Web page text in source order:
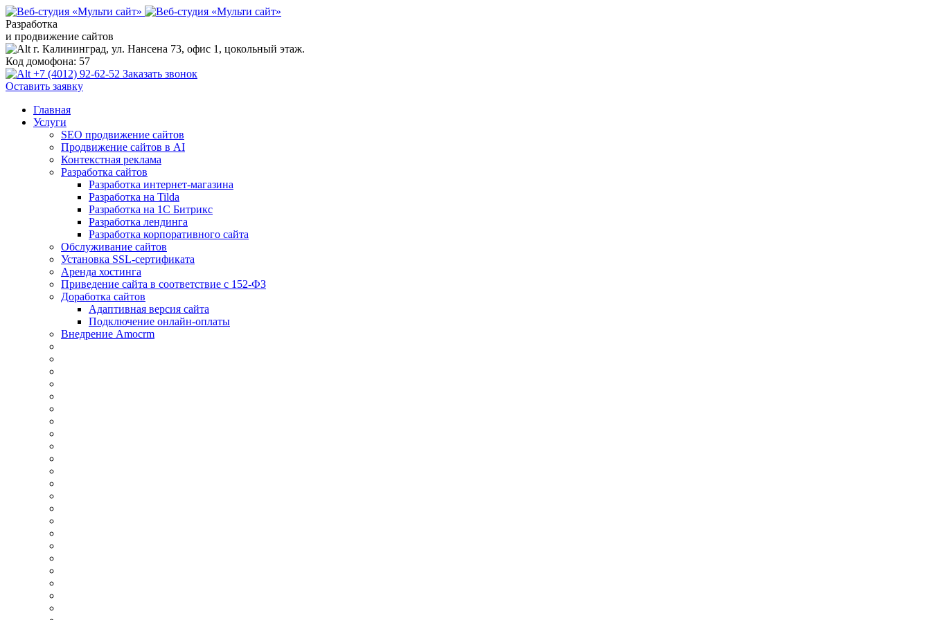
Разработка
и продвижение сайтов
г. Калининград, ул. Нансена 73, офис 1, цокольный этаж.
Код домофона: 57
+7 (4012) 92-62-52 Заказать звонок
Оставить заявку
Главная
Услуги
SEO продвижение сайтов
Продвижение сайтов в AI
Контекстная реклама
Разработка сайтов
Разработка интернет-магазина
Разработка на Tilda
Разработка на 1С Битрикс
Разработка лендинга
Разработка корпоративного сайта
Обслуживание сайтов
Установка SSL-сертификата
Аренда хостинга
Приведение сайта в соответствие с 152-ФЗ
Доработка сайтов
Адаптивная версия сайта
Подключение онлайн-оплаты
Внедрение Amocrm